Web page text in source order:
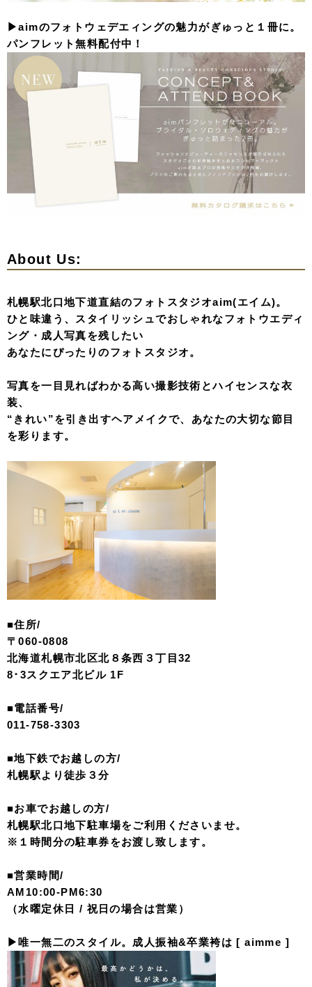
▶︎aimのフォトウェデエィングの魅力がぎゅっと１冊に。
パンフレット無料配付中！
About Us:
札幌駅北口地下道直結のフォトスタジオaim(エイム)。
ひと味違う、スタイリッシュでおしゃれなフォトウエディ
ング・成人写真を残したい
あなたにぴったりのフォトスタジオ。
写真を一目見ればわかる高い撮影技術とハイセンスな衣
装、
“きれい”を引き出すヘアメイクで、あなたの大切な節目
を彩ります。
■住所/
〒060-0808
北海道札幌市北区北８条西３丁目32
8･3スクエア北ビル 1F
■電話番号/
011-758-3303
■地下鉄でお越しの方/
札幌駅より徒歩３分
■お車でお越しの方/
札幌駅北口地下駐車場をご利用くださいませ。
※１時間分の駐車券をお渡し致します。
■営業時間/
AM10:00-PM6:30
（水曜定休日 / 祝日の場合は営業）
▶︎唯一無二のスタイル。成人振袖&卒業袴は [ aimme ]